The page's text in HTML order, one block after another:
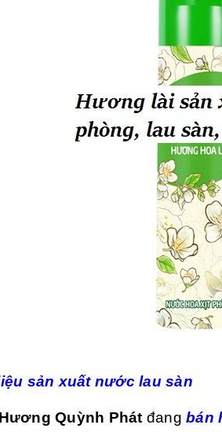
sản xuất nước lau sàn
Quỳnh Phát đang bán